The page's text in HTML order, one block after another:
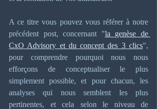
A ce titre vous pouvez vous référer à notre
précédent post, concernant "la genèse de
CxO Advisory et du concept des 3 clics",
pour comprendre pourquoi nous nous
efforçons de conceptualiser le plus
simplement possible, et pour chacun, les
analyses qui nous semblent les plus
pertinentes, et cela selon le niveau de